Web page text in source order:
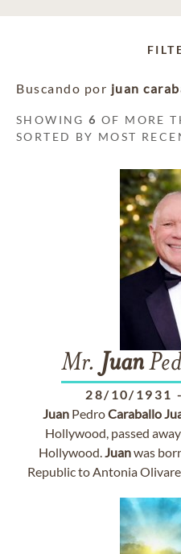
Buscando por juan
SHOWING6 OF MORE
SORTED BY MOST
Mr. Juan
28/10/1931 -
JuanPedroCaraballo
Hollywood, passed
Hollywood.Juanwas
Republic to Antonia